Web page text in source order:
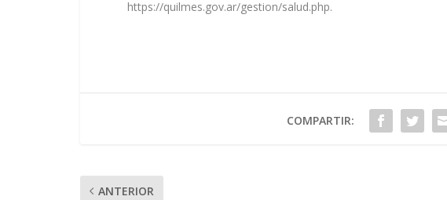
https://quilmes.gov.ar/gestion/salud.php.
COMPARTIR:
ANTERIOR